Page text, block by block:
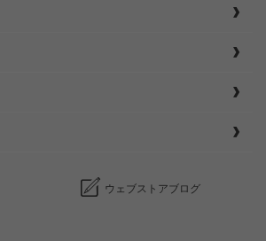
ウェブストアブログ